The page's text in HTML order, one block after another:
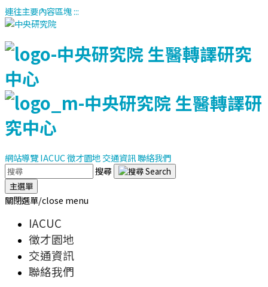
連往主要內容區塊:::
網站導覽IACUC徵才園地交通資訊聯絡我們
搜尋
主選單
關閉選單/close menu
IACUC
徵才園地
交通資訊
聯絡我們